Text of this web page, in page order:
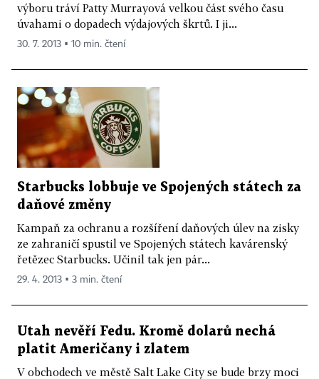
výboru tráví Patty Murrayová velkou část svého času
úvahami o dopadech výdajových škrtů. I ji...
30. 7. 2013 ▪ 10 min. čtení
Starbucks lobbuje ve Spojených státech za
daňové změny
Kampaň za ochranu a rozšíření daňových úlev na zisky
ze zahraničí spustil ve Spojených státech kavárenský
řetězec Starbucks. Učinil tak jen pár...
29. 4. 2013 ▪ 3 min. čtení
Utah nevěří Fedu. Kromě dolarů nechá
platit Američany i zlatem
V obchodech ve městě Salt Lake City se bude brzy moci